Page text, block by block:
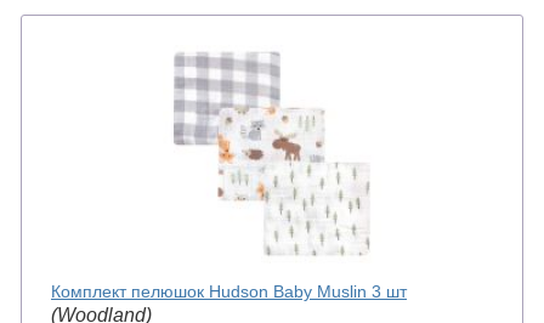
Комплект пелюшок Hudson Baby Muslin 3 шт
(Woodland)